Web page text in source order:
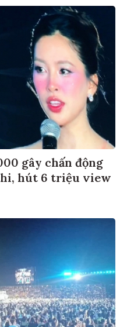
gây chấn động
hút 6 triệu view